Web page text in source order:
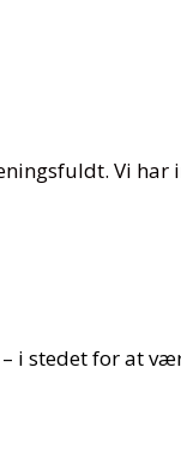
Vi har
i stedet for at